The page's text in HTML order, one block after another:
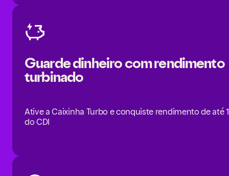
Guarde dinheiro com rendimento
turbinado
Ative a Caixinha Turbo e conquiste rendimento de até
do CDI